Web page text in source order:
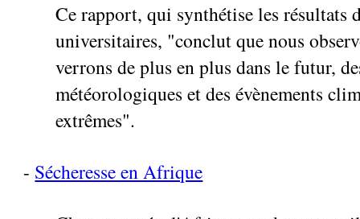
Ce rapport, qui synthétise les résultats
universitaires, "conclut que nous
verrons de plus en plus dans le futur,
météorologiques et des évènements
extrêmes".
- Sécheresse en Afrique